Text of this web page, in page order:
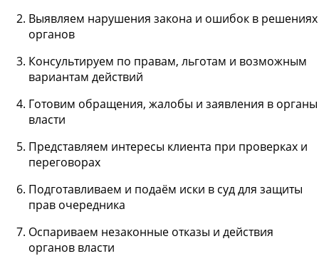
Выявляем нарушения закона и ошибок в решениях
органов
Консультируем по правам, льготам и возможным
вариантам действий
Готовим обращения, жалобы и заявления в органы
власти
Представляем интересы клиента при проверках и
переговорах
Подготавливаем и подаём иски в суд для защиты
прав очередника
Оспариваем незаконные отказы и действия
органов власти